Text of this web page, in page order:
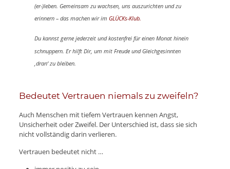
(er-)leben. Gemeinsam zu wachsen, uns auszurichten und zu
erinnern – das machen wir im GLÜCKs-Klub.
Du kannst gerne jederzeit und kostenfrei für einen Monathinein
schnuppern. Er hilft Dir, um mit Freude und Gleichgesinnten
‚dran‘ zu bleiben.
Bedeutet Vertrauen niemals zu zweifeln?
Auch Menschen mit tiefem Vertrauen kennen Angst,
Unsicherheit oder Zweifel. Der Unterschied ist, dass sie sich
nicht vollständig darin verlieren.
Vertrauen bedeutet nicht …